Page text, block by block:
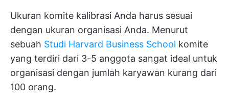
Ukuran komite kalibrasi Anda harus sesuai
dengan ukuran organisasi Anda. Menurut
sebuah Studi Harvard Business School komite
yang terdiri dari 3-5 anggota sangat ideal untuk
organisasi dengan jumlah karyawan kurang dari
100 orang.